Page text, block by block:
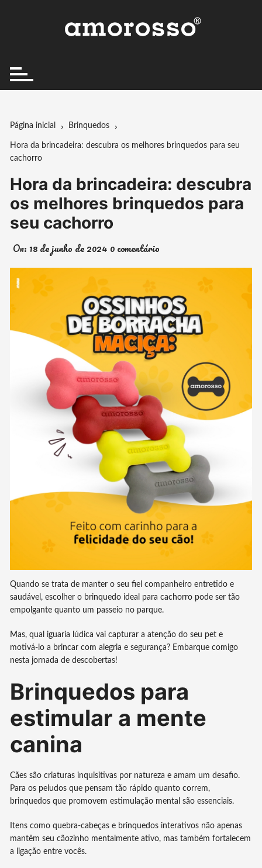
Página inicial Brinquedos
Hora da brincadeira: descubra os melhores brinquedos para seu
cachorro
Hora da brincadeira: descubra
os melhores brinquedos para
seu cachorro
On: 18 de junho de 2024 0 comentário
Quando se trata de manter o seu fiel companheiro entretido e
saudável, escolher o brinquedo ideal para cachorro pode ser tão
empolgante quanto um passeio no parque.
Mas, qual iguaria lúdica vai capturar a atenção do seu pet e
motivá-lo a brincar com alegria e segurança? Embarque comigo
nesta jornada de descobertas!
Brinquedos para
estimular a mente
canina
Cães são criaturas inquisitivas por natureza e amam um desafio.
Para os peludos que pensam tão rápido quanto correm,
brinquedos que promovem estimulação mental são essenciais.
Itens como quebra-cabeças e brinquedos interativos não apenas
mantêm seu cãozinho mentalmente ativo, mas também fortalecem
a ligação entre vocês.